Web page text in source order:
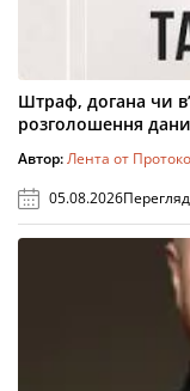
Штраф, догана чи
розголошення
Автор:Лента от
05.08.2026